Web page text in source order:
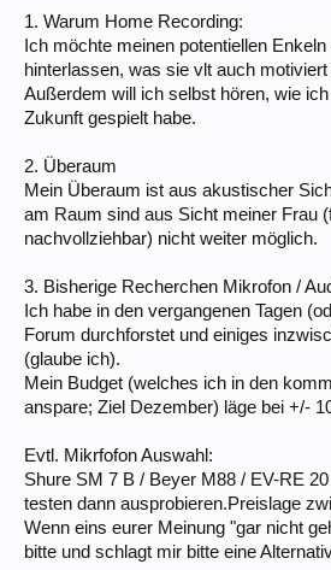
1. Warum Home Recording:
Ich möchte meinen potentiellen
hinterlassen, was sie vlt auch
Außerdem will ich selbst hören, wie
Zukunft gespielt habe.
2. Überaum
Mein Überaum ist aus akustischer
am Raum sind aus Sicht meiner Frau
nachvollziehbar) nicht weiter möglich.
3. Bisherige Recherchen Mikrofon /
Ich habe in den vergangenen Tagen
Forum durchforstet und einiges
(glaube ich).
Mein Budget (welches ich in den
anspare; Ziel Dezember) läge bei +/-
Evtl. Mikrfofon Auswahl:
Shure SM 7 B / Beyer M88 / EV-RE
testen dann ausprobieren.Preislage
Wenn eins eurer Meinung "gar nicht
bitte und schlagt mir bitte eine